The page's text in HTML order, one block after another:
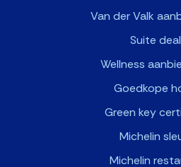
Van der Valk
Suite
Wellness
Goedkope
Green key
Michelin
Michelin